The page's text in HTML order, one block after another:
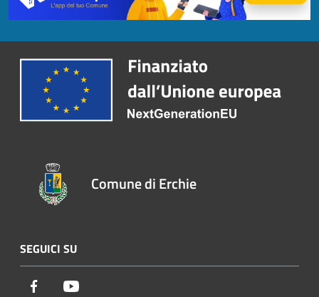
Comune di Erchie
SEGUICI SU
Facebook